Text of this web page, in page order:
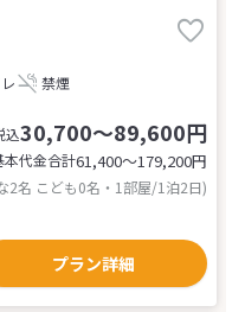
禁煙
込30,700～89,600円
本代金合計61,400〜179,200円
2名 こども0名・1部屋/1泊2日)
プラン詳細